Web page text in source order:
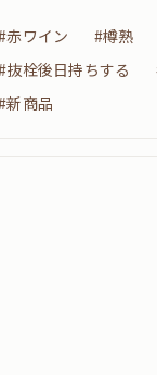
赤ワイン #樽熟
抜栓後日持ちする
新商品